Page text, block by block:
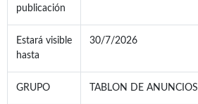
publicación
Estará visible
hasta
30/7/2026
GRUPO TABLON DE ANUNCIOS